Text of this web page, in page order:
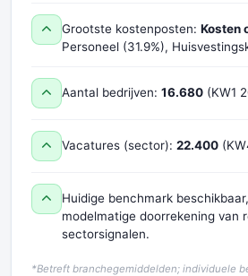
Grootste kostenposten: Kosten
Personeel (31.9%),
Aantal bedrijven: 16.680 (KW1
Vacatures (sector): 22.400
Huidige benchmark
modelmatige doorrekening van
sectorsignalen.
*Betreft branchegemiddelden; individuele